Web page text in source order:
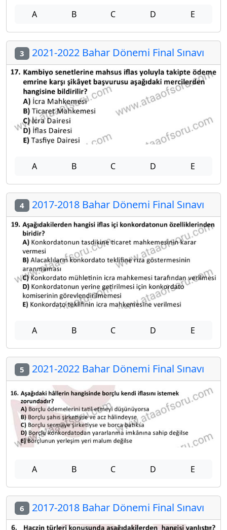
A B C D E
3 2021-2022 Bahar Dönemi Final Sınavı
A B C D E
4 2017-2018 Bahar Dönemi Final Sınavı
A B C D E
5 2021-2022 Bahar Dönemi Final Sınavı
A B C D E
6 2017-2018 Bahar Dönemi Final Sınavı